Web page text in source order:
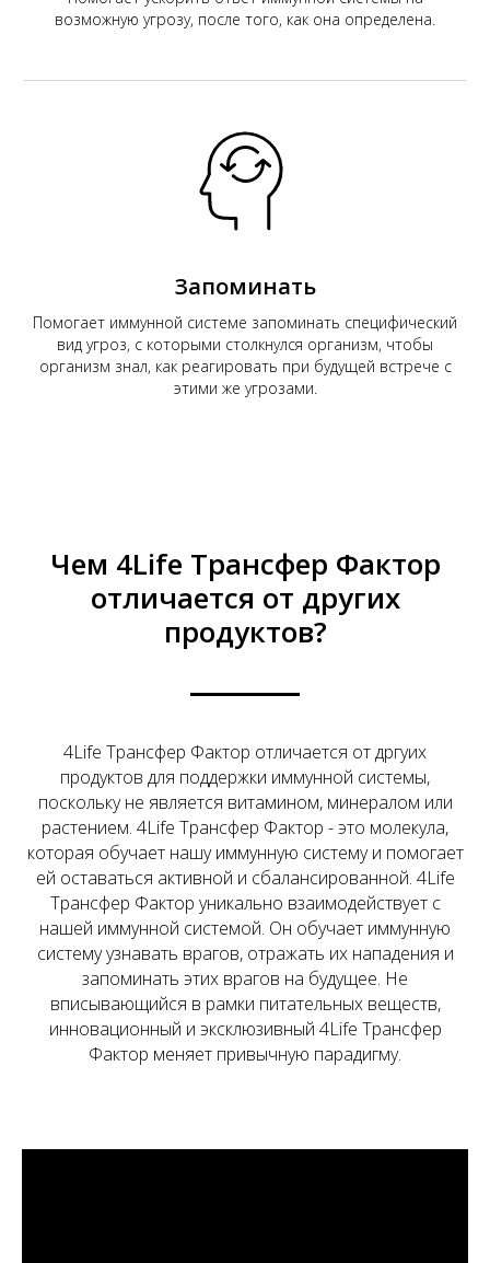
возможную угрозу, после того, как она определена.
Запоминать
Помогает иммунной системе запоминать специфический
вид угроз, с которыми столкнулся организм, чтобы
организм знал, как реагировать при будущей встрече с
этими же угрозами.
Чем 4Life Трансфер Фактор
отличается от других
продуктов?
4Life Трансфер Фактор отличается от дргуих
продуктов для поддержки иммунной системы,
поскольку не является витамином, минералом или
растением. 4Life Трансфер Фактор - это молекула,
которая обучает нашу иммунную систему и помогает
ей оставаться активной и сбалансированной. 4Life
Трансфер Фактор уникально взаимодействует с
нашей иммунной системой. Он обучает иммунную
систему узнавать врагов, отражать их нападения и
запоминать этих врагов на будущее. Не
вписывающийся в рамки питательных веществ,
инновационный и эксклюзивный 4Life Трансфер
Фактор меняет привычную парадигму.